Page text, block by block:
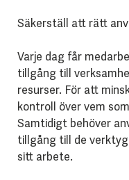
Säkerställ att rätt
Varje dag får
tillgång till
resurser. För att
kontroll över vem
Samtidigt behöver
tillgång till de
sitt arbete.